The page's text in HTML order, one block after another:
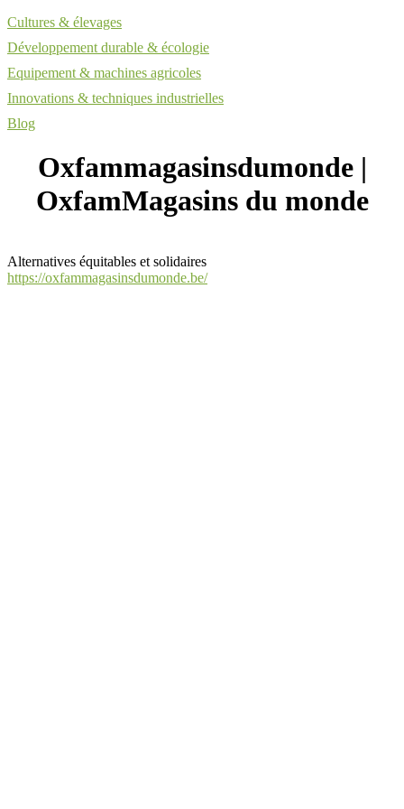
Cultures & élevages
Développement durable & écologie
Equipement & machines agricoles
Innovations & techniques industrielles
Blog
Oxfam­magasinsdu­mon­de |
OxfamMagasins du monde
Alternatives équitables et solidaires
https://oxfammagasinsdumonde.be/